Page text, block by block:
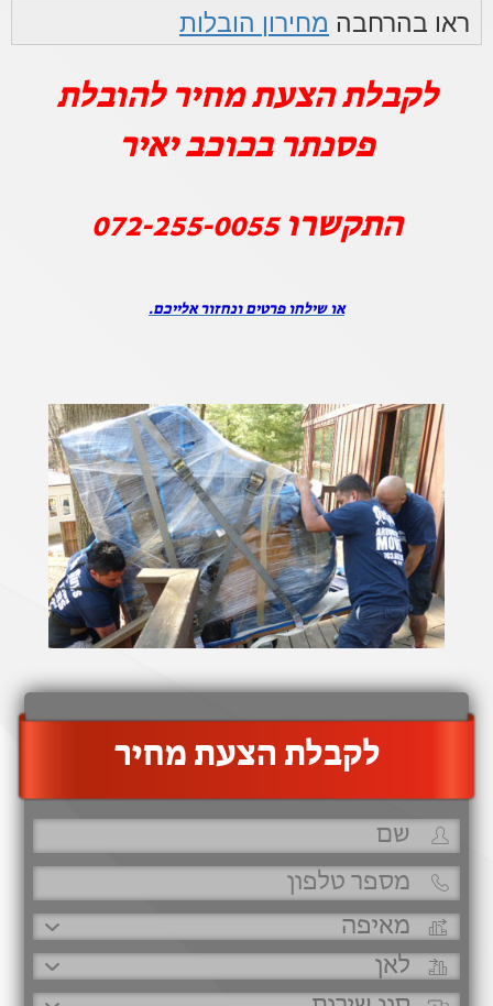
ראו בהרחבה מחירון הובלות
לקבלת הצעת מחיר להובלת
פסנתר בכוכב יאיר
התקשרו072-255-0055
או שילחו פרטים ונחזור אלייכם.
‫לקבלת הצעת מחיר